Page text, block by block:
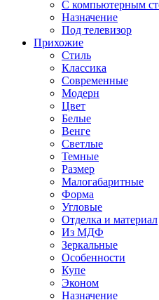
С компьютерным
Назначение
Под телевизор
Прихожие
Стиль
Классика
Современные
Модерн
Цвет
Белые
Венге
Светлые
Темные
Размер
Малогабаритные
Форма
Угловые
Отделка и материал
Из МДФ
Зеркальные
Особенности
Купе
Эконом
Назначение